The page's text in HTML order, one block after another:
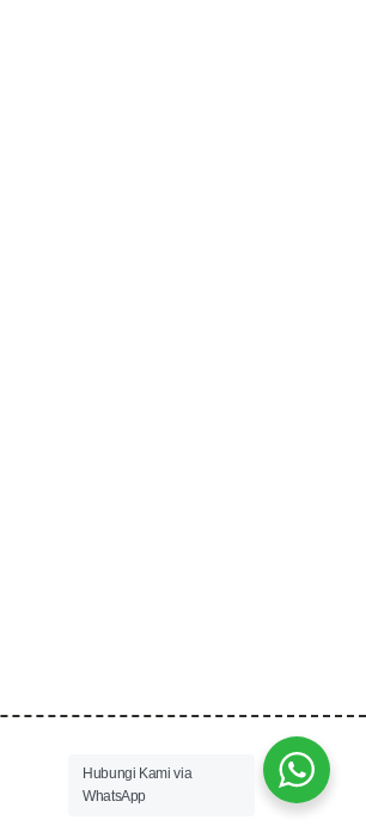
Hubungi Kami via
WhatsApp